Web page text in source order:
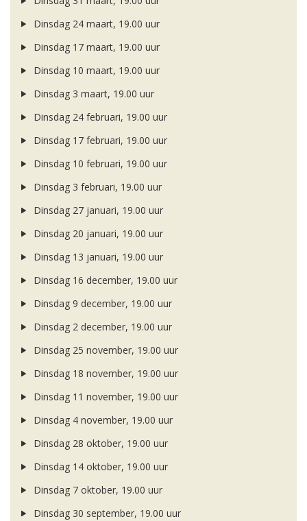
Dinsdag 24 maart, 19.00 uur
Dinsdag 17 maart, 19.00 uur
Dinsdag 10 maart, 19.00 uur
Dinsdag 3 maart, 19.00 uur
Dinsdag 24 februari, 19.00 uur
Dinsdag 17 februari, 19.00 uur
Dinsdag 10 februari, 19.00 uur
Dinsdag 3 februari, 19.00 uur
Dinsdag 27 januari, 19.00 uur
Dinsdag 20 januari, 19.00 uur
Dinsdag 13 januari, 19.00 uur
Dinsdag 16 december, 19.00 uur
Dinsdag 9 december, 19.00 uur
Dinsdag 2 december, 19.00 uur
Dinsdag 25 november, 19.00 uur
Dinsdag 18 november, 19.00 uur
Dinsdag 11 november, 19.00 uur
Dinsdag 4 november, 19.00 uur
Dinsdag 28 oktober, 19.00 uur
Dinsdag 14 oktober, 19.00 uur
Dinsdag 7 oktober, 19.00 uur
Dinsdag 30 september, 19.00 uur